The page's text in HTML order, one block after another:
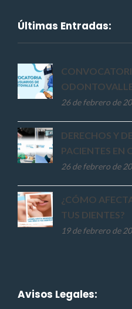
Últimas Entradas:
26 de febrero de
DERECHOS Y
PACIENTES EN
26 de febrero de
¿CÓMO
TUS DIENTES?
19 de febrero de
Avisos Legales: